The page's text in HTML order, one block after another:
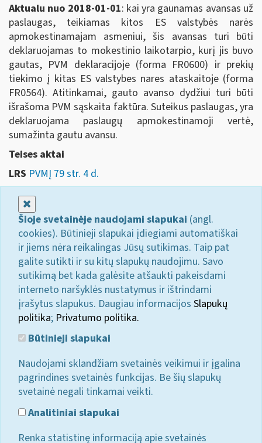
Aktualu nuo 2018-01-01: kai yra gaunamas avansas už
paslaugas, teikiamas kitos ES valstybės narės
apmokestinamajam asmeniui, šis avansas turi būti
deklaruojamas to mokestinio laikotarpio, kurį jis buvo
gautas, PVM deklaracijoje (forma FR0600) ir prekių
tiekimo į kitas ES valstybes nares ataskaitoje (forma
FR0564). Atitinkamai, gauto avanso dydžiui turi būti
išrašoma PVM sąskaita faktūra. Suteikus paslaugas, yra
deklaruojama paslaugų apmokestinamoji vertė,
sumažinta gautu avansu.
Teises aktai
LRS PVMĮ 79 str. 4 d.
Šioje svetainėje naudojami slapukai (angl.
cookies). Būtinieji slapukai įdiegiami automatiškai
ir jiems nėra reikalingas Jūsų sutikimas. Taip pat
galite sutikti ir su kitų slapukų naudojimu. Savo
sutikimą bet kada galėsite atšaukti pakeisdami
interneto naršyklės nustatymus ir ištrindami
įrašytus slapukus. Daugiau informacijos Slapukų
politika; Privatumo politika.
Būtinieji slapukai
Naudojami sklandžiam svetainės veikimui ir įgalina
pagrindines svetainės funkcijas. Be šių slapukų
svetainė negali tinkamai veikti.
Analitiniai slapukai
Renka statistinę informaciją apie svetainės